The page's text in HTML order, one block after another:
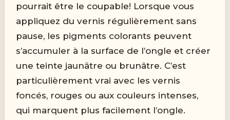
pourrait être le coupable! Lorsque vous
appliquez du vernis régulièrement sans
pause, les pigments colorants peuvent
s’accumuler à la surface de l’ongle et créer
une teinte jaunâtre ou brunâtre. C’est
particulièrement vrai avec les vernis
foncés, rouges ou aux couleurs intenses,
qui marquent plus facilement l’ongle.